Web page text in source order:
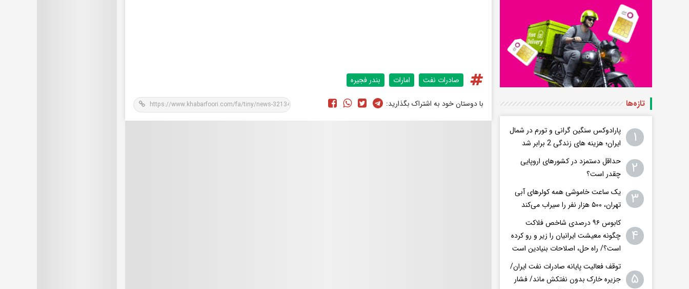
صادرات نفت امارات بندر فجیره
با دوستان خود به اشتراک بگذارید: تازه‌ها
۱
پارادوکس سنگین گرانی و تورم در شمال
ایران؛ هزینه های زندگی 2 برابر ‌شد
۲
حداقل دستمزد در کشورهای اروپایی
چقدر است؟
۳
یک ساعت خاموشی همه کولرهای آبی
تهران، ۵۰۰ هزار نفر را سیراب می‌کند
۴
کابوس ۹۶ درصدی شاخص فلاکت
چگونه معیشت ایرانیان را زیر و رو کرده
است؟/ راه حل، اصلاحات بنیادین است
۵
توقف فعالیت پایانه صادرات نفت ایران/
جزیره خارک بدون نفتکش ماند/ فشار